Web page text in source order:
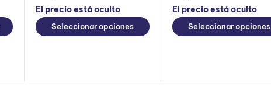
El precio está oculto
Seleccionar opciones
El precio está oculto
Seleccionar opciones